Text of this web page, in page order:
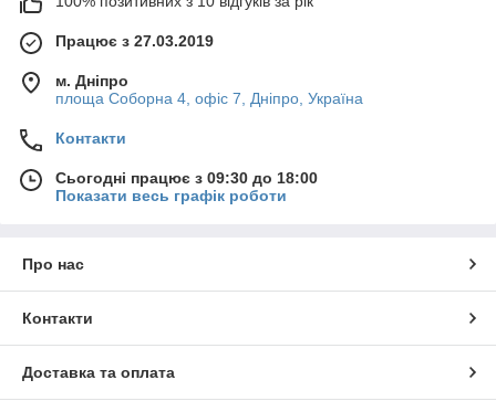
«Зціли себе» (1931).
Згідно доктор Е. Баху, правильно витягнуті компоненти з 38
організму до балансуванню і гармонізації різних особистих
дисгармоній, сприяють усунення дискомфорту при зміні
керувати своїми почуттями, дозволяючи отримати більше від
життя.
Послухайте, що кажуть люди про квіткової терапії Едварда
Працює з 27.03.2019
м. Дніпро
площа Соборна 4, офіс 7, Дніпро, Україна
Контакти
Сьогодні працює з 09:30 до 18:00
Показати весь графік роботи
Про нас
Контакти
Доставка та оплата